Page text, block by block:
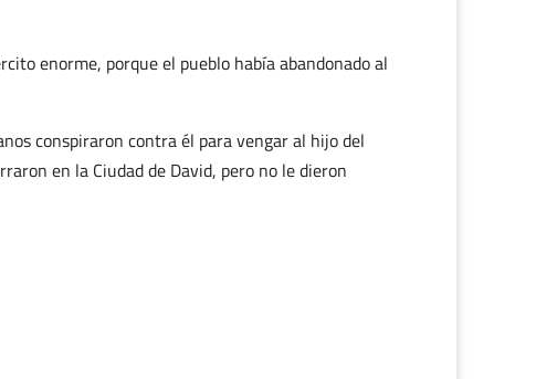
enorme, porque el pueblo había abandonado al
conspiraron contra él para vengar al hijo del
en la Ciudad de David, pero no le dieron